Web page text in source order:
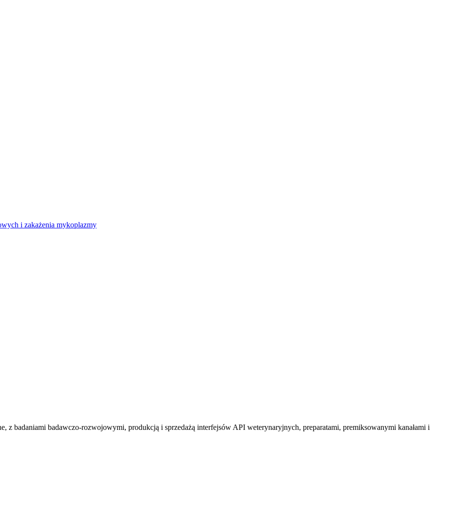
i zakażenia mykoplazmy
z badaniami badawczo-rozwojowymi, produkcją i sprzedażą interfejsów API weterynaryjnych, preparatami, premiksowanymi kanałami i